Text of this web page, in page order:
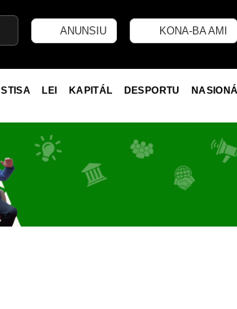
ANUNSIU KONA-BA AMI
LEI KAPITÁL DESPORTU